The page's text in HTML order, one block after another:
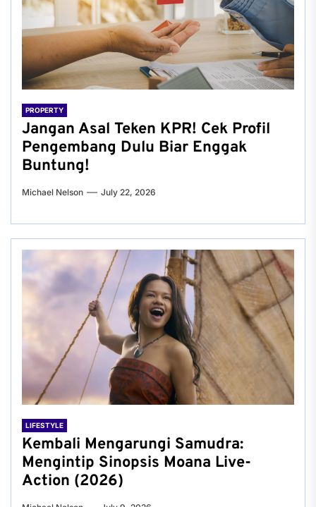
PROPERTY
Jangan Asal Teken KPR! Cek Profil
Pengembang Dulu Biar Enggak
Buntung!
Michael Nelson July 22, 2026
LIFESTYLE
Kembali Mengarungi Samudra:
Mengintip Sinopsis Moana Live-
Action (2026)